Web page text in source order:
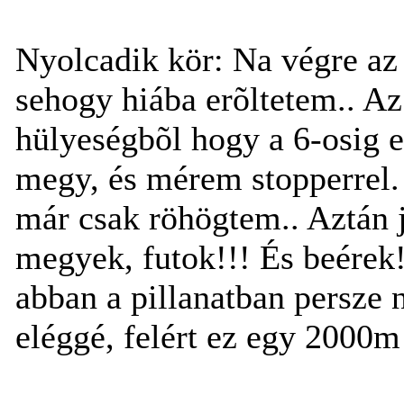
Nyolcadik kör: Na végre
sehogy hiába erõltetem..
hülyeségbõl hogy a 6-osig
megy, és mérem
már csak röhögtem..
megyek, futok!!! És
abban a pillanatban
eléggé, felért ez egy